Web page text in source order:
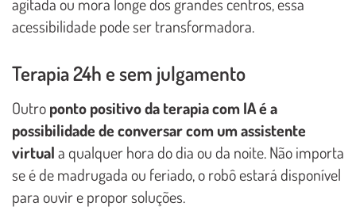
acessibilidade pode ser transformadora.
Terapia 24h e sem julgamento
Outroponto positivo da terapia com IA é a
possibilidade de conversar com um assistente
virtuala qualquer hora do dia ou da noite. Não importa
se é de madrugada ou feriado, o robô estará disponível
para ouvir e propor soluções.